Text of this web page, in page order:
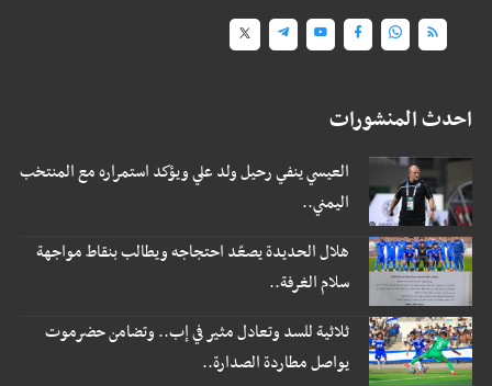
احدث المنشورات
العيسي ينفي رحيل ولد علي ويؤكد استمراره مع المنتخب
اليمني..
هلال الحديدة يصعّد احتجاجه ويطالب بنقاط مواجهة
سلام الغرفة..
ثلاثية للسد وتعادل مثير في إب.. وتضامن حضرموت
يواصل مطاردة الصدارة..